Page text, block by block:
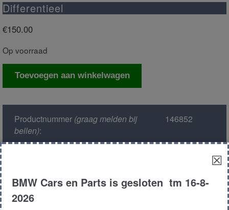
Differentieel
€150.00
Op voorraad
Differentieel
Toevoegen aan winkelwagen
Productnummer(graag melden bij
bellen):
146852
Kleur :
303 comos
☒
BMW Cars en Parts is gesloten tm 16-8-
2026